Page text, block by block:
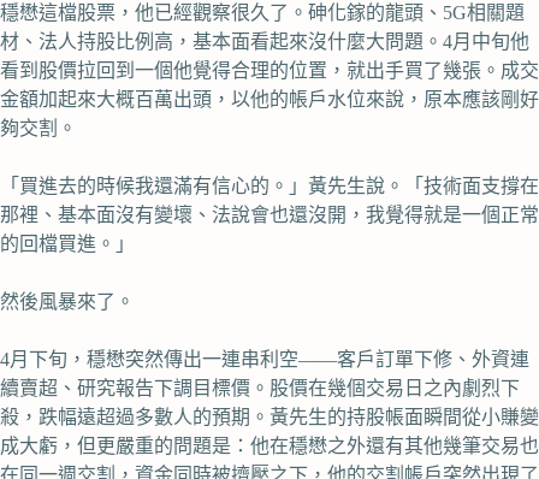
穩懋這檔股票，他已經觀察很久了。砷化鎵的龍頭、5G相關題
材、法人持股比例高，基本面看起來沒什麼大問題。4月中旬他
看到股價拉回到一個他覺得合理的位置，就出手買了幾張。成交
金額加起來大概百萬出頭，以他的帳戶水位來說，原本應該剛好
夠交割。
「買進去的時候我還滿有信心的。」黃先生說。「技術面支撐在
那裡、基本面沒有變壞、法說會也還沒開，我覺得就是一個正常
的回檔買進。」
然後風暴來了。
4月下旬，穩懋突然傳出一連串利空——客戶訂單下修、外資連
續賣超、研究報告下調目標價。股價在幾個交易日之內劇烈下
殺，跌幅遠超過多數人的預期。黃先生的持股帳面瞬間從小賺變
成大虧，但更嚴重的問題是：他在穩懋之外還有其他幾筆交易也
在同一週交割，資金同時被擠壓之下，他的交割帳戶突然出現了